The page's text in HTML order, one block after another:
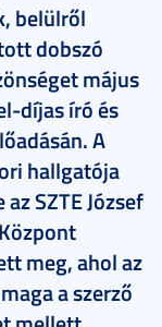
belülről
dobszó
május
díjas író és
A
hallgatója
SZTE József
meg, ahol az
a szerző